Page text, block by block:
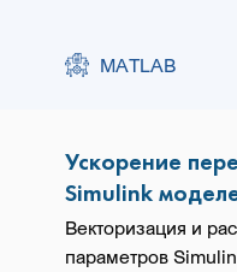
MATLAB
Ускорение
Simulink
Векторизация и
параметров